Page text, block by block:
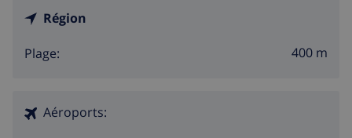
Région
Plage: 400 m
Aéroports: